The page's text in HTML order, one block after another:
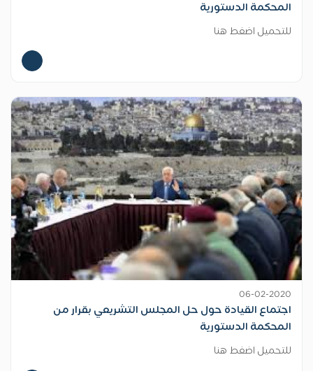
المحكمة الدستورية
للتحميل اضغط هنا
06-02-2020
اجتماع القيادة حول حل المجلس التشريعي بقرار من
المحكمة الدستورية
للتحميل اضغط هنا